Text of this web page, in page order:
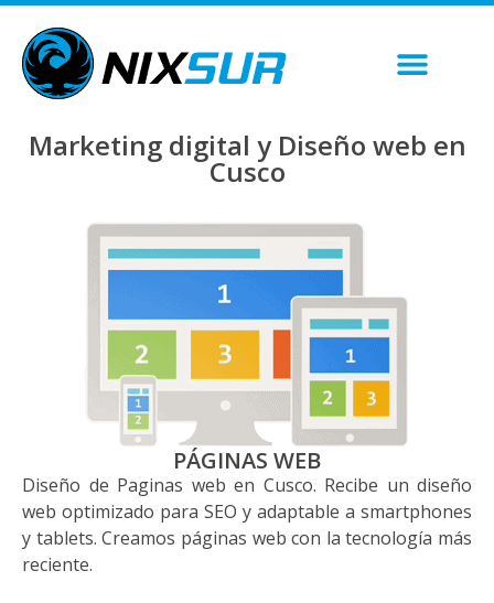
Marketing digital y Diseño web en
Cusco
PÁGINAS WEB
Diseño de Paginas web en Cusco. Recibe un diseño
web optimizado para SEO y adaptable a smartphones
y tablets. Creamos páginas web con la tecnología más
reciente.